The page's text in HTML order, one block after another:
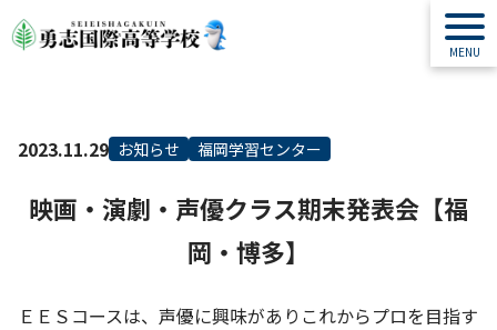
2023.11.29 お知らせ 福岡学習センター
映画・演劇・声優クラス期末発表会【福
岡・博多】
ＥＥＳコースは、声優に興味がありこれからプロを目指す